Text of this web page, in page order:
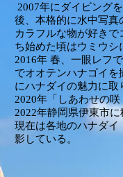
2007年にダイビング
後、本格的に水中写真
カラフルな物が好き
ち始めた頃はウミウシ
2016年 春、一眼レフ
でオオテンハナゴイを
にハナダイの魅力に取
​2020年「しあわせの咲
2022年静岡県伊東市に
現在は各地のハナダイ
影している。